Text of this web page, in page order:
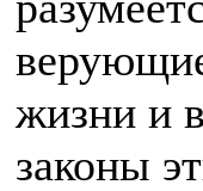
жизни и
законы